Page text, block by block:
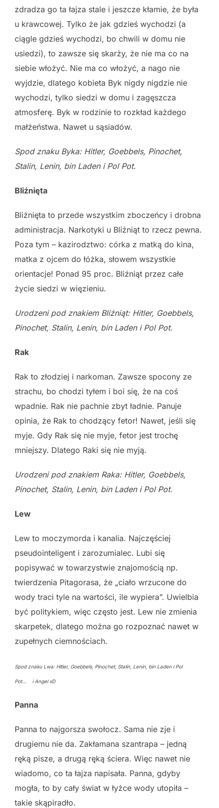
zdradza go ta łajza stale i jeszcze kłamie, że była
u krawcowej. Tylko że jak gdzieś wychodzi (a
ciągle gdzieś wychodzi, bo chwili w domu nie
usiedzi), to zawsze się skarży, że nie ma co na
siebie włożyć. Nie ma co włożyć, a nago nie
wyjdzie, dlatego kobieta Byk nigdy nigdzie nie
wychodzi, tylko siedzi w domu i zagęszcza
atmosferę. Byk w rodzinie to rozkład każdego
małżeństwa. Nawet u sąsiadów.
Spod znaku Byka: Hitler, Goebbels, Pinochet,
Stalin, Lenin, bin Laden i PolPot.
Bliźnięta
Bliźnięta to przede wszystkim zboczeńcy i drobna
administracja. Narkotyki u Bliźniąt to rzecz pewna.
Poza tym – kazirodztwo: córka z matką do kina,
matka z ojcem do łóżka, słowem wszystkie
orientacje! Ponad 95 proc. Bliźniąt przez całe
życie siedzi w więzieniu.
Urodzeni pod znakiem Bliźniąt: Hitler, Goebbels,
Pinochet, Stalin, Lenin, bin Laden i Pol Pot.
Rak
Rak to złodziej i narkoman. Zawsze spocony ze
strachu, bo chodzi tyłem i boi się, że na coś
wpadnie. Rak nie pachnie zbyt ładnie. Panuje
opinia, że Rak to chodzący fetor! Nawet, jeśli się
myje. Gdy Rak się nie myje, fetor jest trochę
mniejszy. Dlatego Raki się nie myją.
Urodzeni pod znakiem Raka: Hitler, Goebbels,
Pinochet, Stalin, Lenin, binLaden i Pol Pot.
Lew
Lew to moczymorda i kanalia. Najczęściej
pseudointeligent i zarozumialec. Lubi się
popisywać w towarzystwie znajomością np.
twierdzenia Pitagorasa, że „ciało wrzucone do
wody traci tyle na wartości, ile wypiera”. Uwielbia
być politykiem, więc często jest. Lew nie zmienia
skarpetek, dlatego można go rozpoznać nawet w
zupełnych ciemnościach.
Spod znaku Lwa: Hitler, Goebbels, Pinochet, Stalin, Lenin, bin Laden i Pol
Pot… i Angel xD
Panna
Panna to najgorsza swołocz. Sama nie zje i
drugiemu nie da. Zakłamana szantrapa – jedną
ręką pisze, a drugą ręką ściera. Więc nawet nie
wiadomo, co ta łajza napisała. Panna, gdyby
mogła, to by cały świat w łyżce wody utopiła –
takie skąpiradło.